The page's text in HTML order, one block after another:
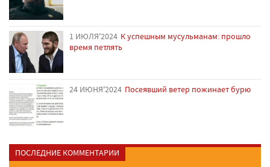
1 ИЮЛЯ'2024 К успешным мусульманам: прошло
время петлять
24 ИЮНЯ'2024 Посеявший ветер пожинает бурю
ПОСЛЕДНИЕ КОММЕНТАРИИ